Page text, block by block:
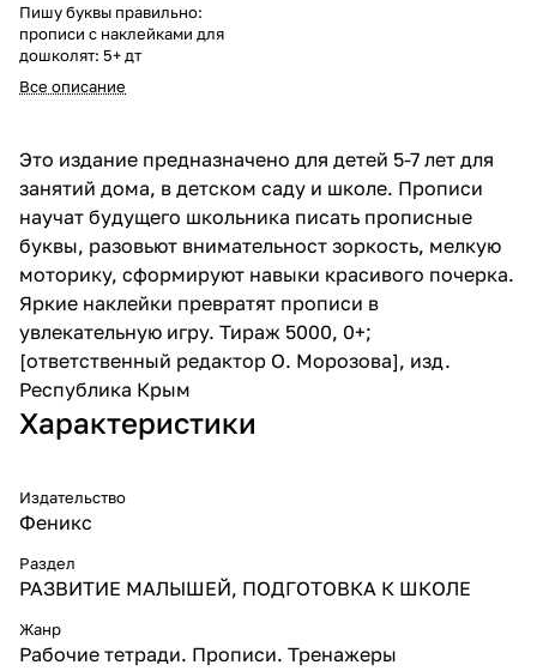
Пишу буквы правильно:
прописи с наклейками для
дошколят: 5+ дт
Все описание
Это издание предназначено для детей 5-7 лет для
занятий дома, в детском саду и школе. Прописи
научат будущего школьника писать прописные
буквы, разовьют внимательност зоркость, мелкую
моторику, сформируют навыки красивого почерка.
Яркие наклейки превратят прописи в
увлекательную игру. Тираж 5000, 0+;
[ответственный редактор О. Морозова], изд.
Республика Крым
Характеристики
Издательство
Феникс
Раздел
РАЗВИТИЕ МАЛЫШЕЙ, ПОДГОТОВКА К ШКОЛЕ
Жанр
Рабочие тетради. Прописи. Тренажеры